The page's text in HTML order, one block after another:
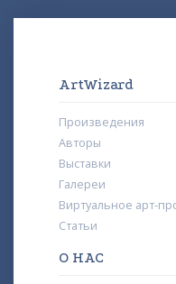
ArtWizard
Произведения
Авторы
Выставки
Галереи
Виртуальное арт-
Статьи
О НАС